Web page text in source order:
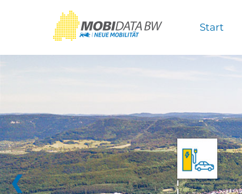
Start
❮